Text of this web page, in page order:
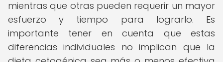
mientras que otras pueden requerir un mayor
esfuerzo y tiempo para lograrlo. Es
importante tener en cuenta que estas
diferencias individuales no implican que la